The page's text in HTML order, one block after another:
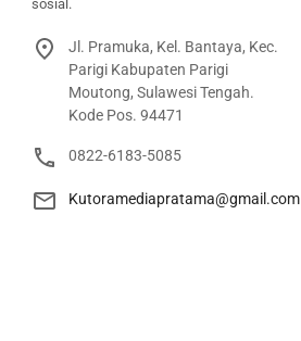
sosial.
Jl. Pramuka, Kel. Bantaya, Kec.
Parigi Kabupaten Parigi
Moutong, Sulawesi Tengah.
Kode Pos. 94471
0822-6183-5085
Kutoramediapratama@gmail.com